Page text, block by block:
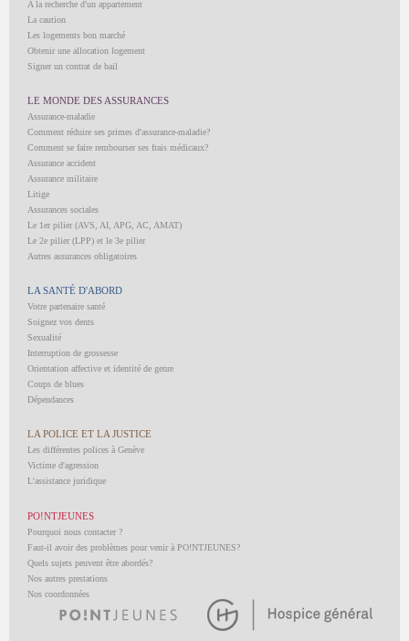
A la recherche d'un appartement
La caution
Les logements bon marché
Obtenir une allocation logement
Signer un contrat de bail
LE MONDE DES ASSURANCES
Assurance-maladie
Comment réduire ses primes d'assurance-maladie?
Comment se faire rembourser ses frais médicaux?
Assurance accident
Assurance militaire
Litige
Assurances sociales
Le 1er pilier (AVS, AI, APG, AC, AMAT)
Le 2e pilier (LPP) et le 3e pilier
Autres assurances obligatoires
LA SANTÉ D'ABORD
Votre partenaire santé
Soignez vos dents
Sexualité
Interruption de grossesse
Orientation affective et identité de genre
Coups de blues
Dépendances
LA POLICE ET LA JUSTICE
Les différentes polices à Genève
Victime d'agression
L'assistance juridique
PO!NTJEUNES
Pourquoi nous contacter ?
Faut-il avoir des problèmes pour venir à PO!NTJEUNES?
Quels sujets peuvent être abordés?
Nos autres prestations
Nos coordonnées